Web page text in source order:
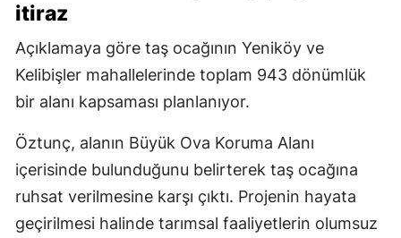
itiraz
Açıklamaya göre taş ocağının Yeniköy ve
Kelibişler mahallelerinde toplam 943 dönümlük
bir alanı kapsaması planlanıyor.
Öztunç, alanın Büyük Ova Koruma Alanı
içerisinde bulunduğunu belirterek taş ocağına
ruhsat verilmesine karşı çıktı. Projenin hayata
geçirilmesi halinde tarımsal faaliyetlerin olumsuz